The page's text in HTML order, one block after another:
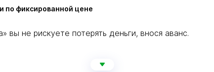
по фиксированной цене
вы не рискуете потерять деньги, внося аванс.